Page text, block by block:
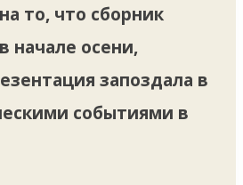
то, что сборник
начале осени,
запоздала в
событиями в